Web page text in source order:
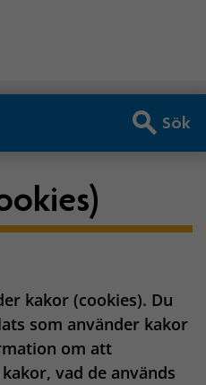
Sök
kakor (cookies). Du
som använder kakor
om att
vad de används